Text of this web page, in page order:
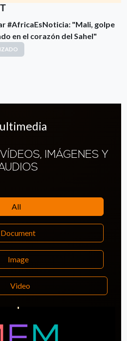
#AfricaEsNoticia: "Mali, golpe
en el corazón del Sahel"
IMÁGENES Y
All
Document
Image
Video